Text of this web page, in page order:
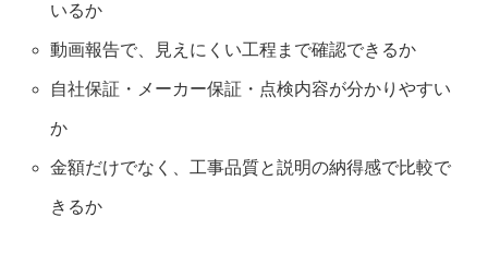
いるか
動画報告で、見えにくい工程まで確認できるか
自社保証・メーカー保証・点検内容が分かりやすい
か
金額だけでなく、工事品質と説明の納得感で比較で
きるか